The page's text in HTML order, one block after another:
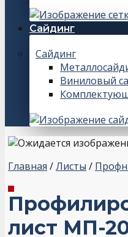
Сайдинг
Сайдинг
Виниловый
Главная /Листы /
лист МП-